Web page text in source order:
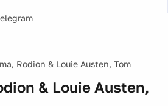
Rodion & Louie Austen, Tom
& Louie Austen,